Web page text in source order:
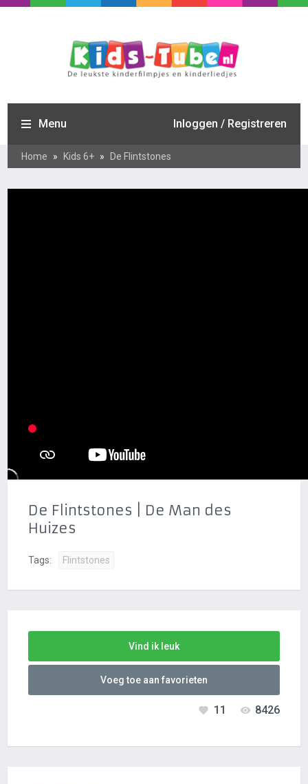
Menu Inloggen / Registreren
Home » Kids 6+ » De Flintstones
De Flintstones | De Man des
Huizes
Tags: Flintstones
Vind ik leuk
Voeg toe aan favorieten
8426
11